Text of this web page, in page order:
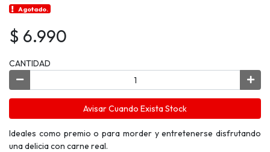
Agotado.
$ 6.990
CANTIDAD
Avisar Cuando Exista Stock
Ideales como premio o para morder y entretenerse disfrutando
una delicia con carne real.